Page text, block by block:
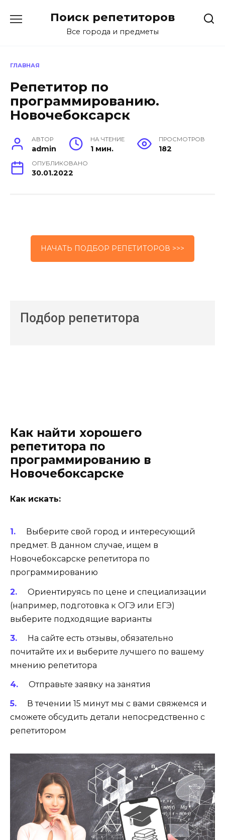
Поиск репетиторов
Все города и предметы
ГЛАВНАЯ
Репетитор по
программированию.
Новочебоксарск
АВТОР
admin
НА ЧТЕНИЕ
1 мин.
ПРОСМОТРОВ
182
ОПУБЛИКОВАНО
30.01.2022
НАЧАТЬ ПОДБОР РЕПЕТИТОРОВ >>>
Подбор репетитора
Как найти хорошего
репетитора по
программированию в
Новочебоксарске
Как искать:
Выберите свой город и интересующий
предмет. В данном случае, ищем в
Новочебоксарске репетитора по
программированию
Ориентируясь по цене и специализации
(например, подготовка к ОГЭ или ЕГЭ)
выберите подходящие варианты
На сайте есть отзывы, обязательно
почитайте их и выберите лучшего по вашему
мнению репетитора
Отправьте заявку на занятия
В течении 15 минут мы с вами свяжемся и
сможете обсудить детали непосредственно с
репетитором